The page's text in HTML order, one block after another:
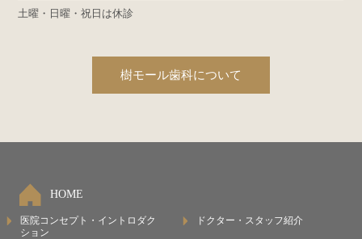
土曜・日曜・祝日は休診
樹モール歯科について
HOME
医院コンセプト・イントロダク
ション
ドクター・スタッフ紹介